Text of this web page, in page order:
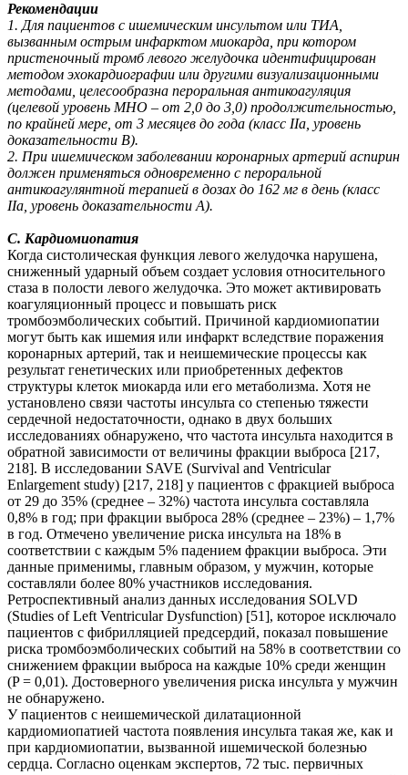
Рекомендации
1. Для пациентов с ишемическим инсультом или ТИА,
вызванным острым инфарктом миокарда, при котором
пристеночный тромб левого желудочка идентифицирован
методом эхокардиографии или другими визуализационными
методами, целесообразна пероральная антикоагуляция
(целевой уровень МНО – oт 2,0 дo 3,0) продолжительностью,
по крайней мере, от 3 месяцев до года (класс IIa, уровень
доказательности B).
2. При ишемическом заболевании коронарных артерий аспирин
должен применяться одновременно с пероральной
антикоагулянтной терапией в дозах до 162 мг в день (класс
IIa, уровень доказательности A).
С. Кардиомиопатия
Когда систолическая функция левого желудочка нарушена,
сниженный ударный объем создает условия относительного
стаза в полости левого желудочка. Это может активировать
коагуляционный процесс и повышать риск
тромбоэмболических событий. Причиной кардиомиопатии
могут быть как ишемия или инфаркт вследствие поражения
коронарных артерий, так и неишемические процессы как
результат генетических или приобретенных дефектов
структуры клеток миокарда или его метаболизма. Хотя не
установлено связи частоты инсульта со степенью тяжести
сердечной недостаточности, однако в двух больших
исследованиях обнаружено, что частота инсульта находится в
обратной зависимости от величины фракции выброса [217,
218]. В исследовании SAVE (Survival and Ventricular
Enlargement study) [217, 218] у пациентов с фракцией выброса
от 29 дo 35% (среднее – 32%) частота инсульта составляла
0,8% в год; при фракции выброса 28% (среднее – 23%) – 1,7%
в год. Отмечено увеличение риска инсульта на 18% в
соответствии с каждым 5% падением фракции выброса. Эти
данные применимы, главным образом, у мужчин, которые
составляли более 80% участников исследования.
Ретроспективный анализ данных исследования SOLVD
(Studies of Left Ventricular Dysfunction) [51], которое исключало
пациентов с фибрилляцией предсердий, показал повышение
риска тромбоэмболических событий на 58% в соответствии со
снижением фракции выброса на каждые 10% среди женщин
(P = 0,01). Достоверного увеличения риска инсульта у мужчин
не обнаружено.
У пациентов с неишемической дилатационной
кардиомиопатией частота появления инсульта такая же, как и
при кардиомиопатии, вызванной ишемической болезнью
сердца. Согласно оценкам экспертов, 72 тыс. первичных